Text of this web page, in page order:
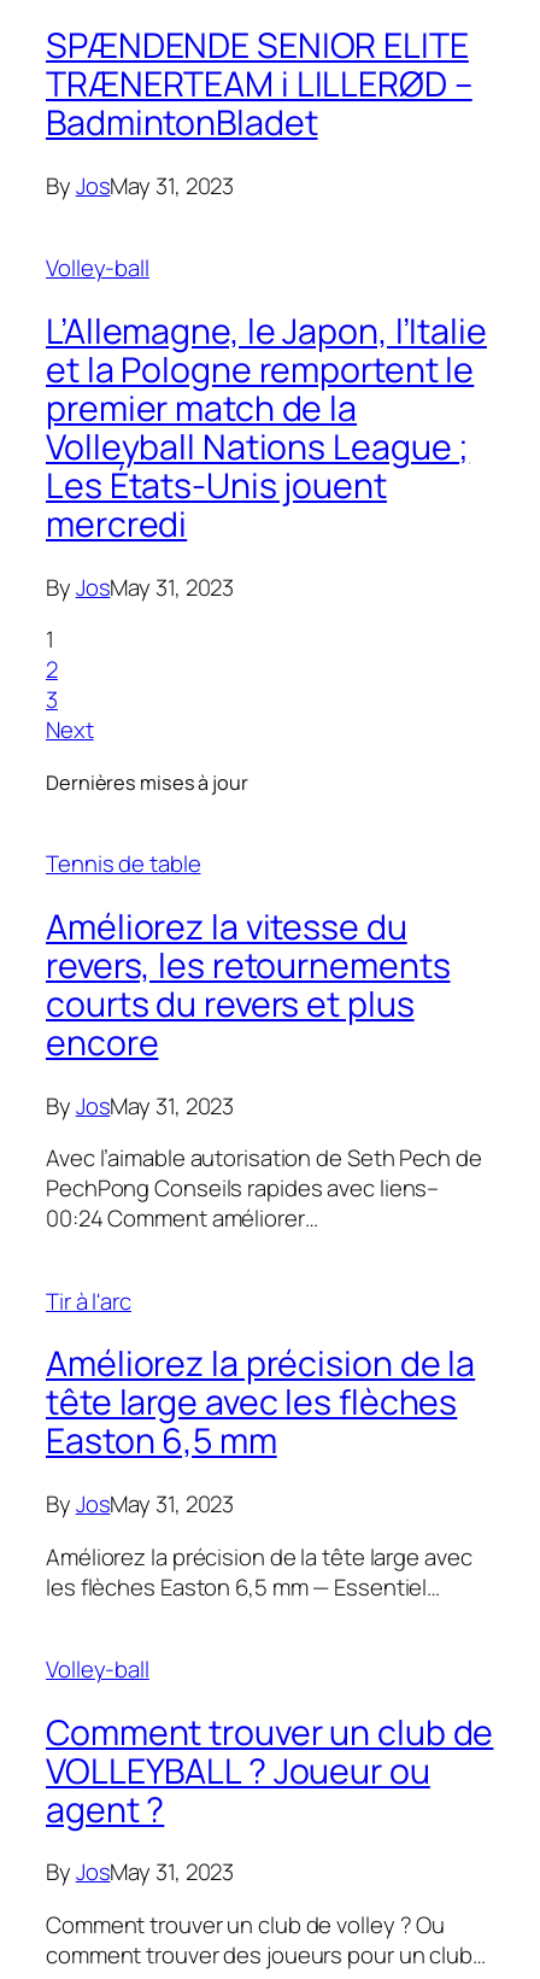
SPÆNDENDE SENIOR ELITE
TRÆNERTEAM i LILLERØD –
BadmintonBladet
ByJosMay 31, 2023
Volley-ball
L’Allemagne, le Japon, l’Italie
et la Pologne remportent le
premier match de la
Volleyball Nations League ;
Les États-Unis jouent
mercredi
ByJosMay 31, 2023
1
2
3
Next
Dernières mises à jour
Tennis de table
Améliorez la vitesse du
revers, les retournements
courts du revers et plus
encore
ByJosMay 31, 2023
Avec l’aimable autorisation de Seth Pech de
PechPong Conseils rapides avec liens–
00:24 Comment améliorer…
Tir à l'arc
Améliorez la précision de la
tête large avec les flèches
Easton 6,5 mm
ByJosMay 31, 2023
Améliorez la précision de la tête large avec
les flèches Easton 6,5 mm — Essentiel…
Volley-ball
Comment trouver un club de
VOLLEYBALL ? Joueur ou
agent ?
ByJosMay 31, 2023
Comment trouver un club de volley ? Ou
comment trouver des joueurs pour un club…